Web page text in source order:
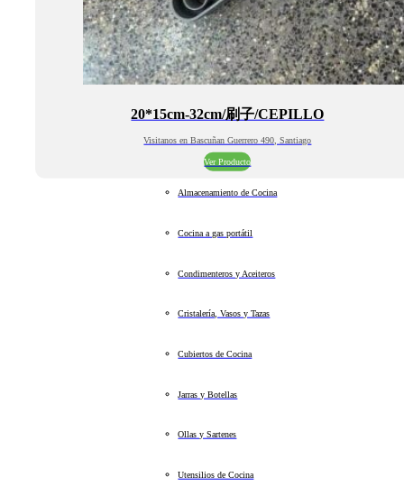
20*15cm-32cm/刷子/CEPILLO
Visitanos en Bascuñan Guerrero 490, Santiago
Ver Producto
Almacenamiento de Cocina
Cocina a gas portátil
Condimenteros y Aceiteros
Cristalería, Vasos y Tazas
Cubiertos de Cocina
Jarras y Botellas
Ollas y Sartenes
Utensilios de Cocina